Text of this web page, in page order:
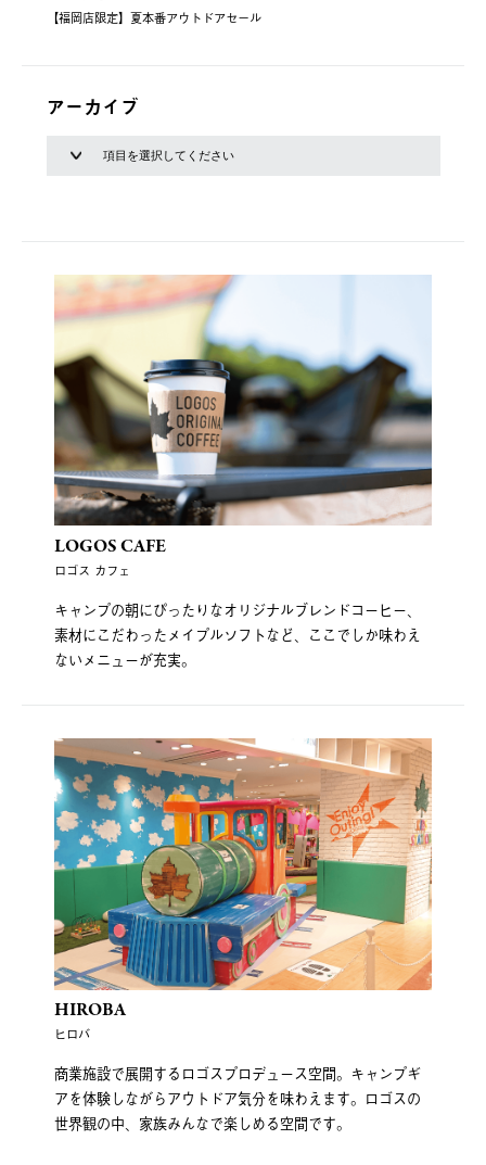
【福岡店限定】夏本番アウトドアセール
アーカイブ
LOGOS CAFE
ロゴス カフェ
キャンプの朝にぴったりなオリジナルブレンドコーヒー、
素材にこだわったメイプルソフトなど、ここでしか味わえ
ないメニューが充実。
HIROBA
ヒロバ
商業施設で展開するロゴスプロデュース空間。キャンプギ
アを体験しながらアウトドア気分を味わえます。ロゴスの
世界観の中、家族みんなで楽しめる空間です。